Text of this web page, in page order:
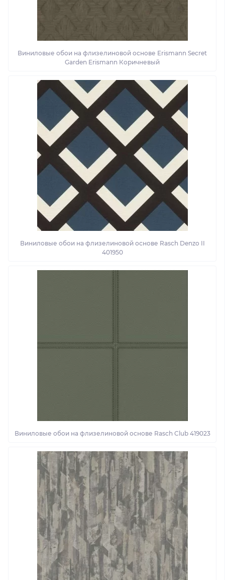
Виниловые обои на флизелиновой основе Erismann Secret
Garden Erismann Коричневый
Виниловые обои на флизелиновой основе Rasch Denzo II
401950
Виниловые обои на флизелиновой основе Rasch Club 419023